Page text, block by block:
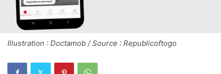
Illustration : Doctamob / Source : Republicoftogo